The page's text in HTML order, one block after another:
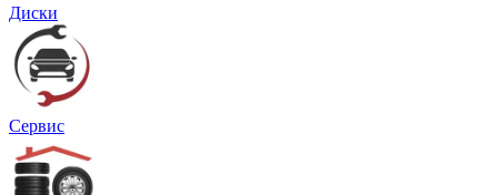
Диски
Сервис